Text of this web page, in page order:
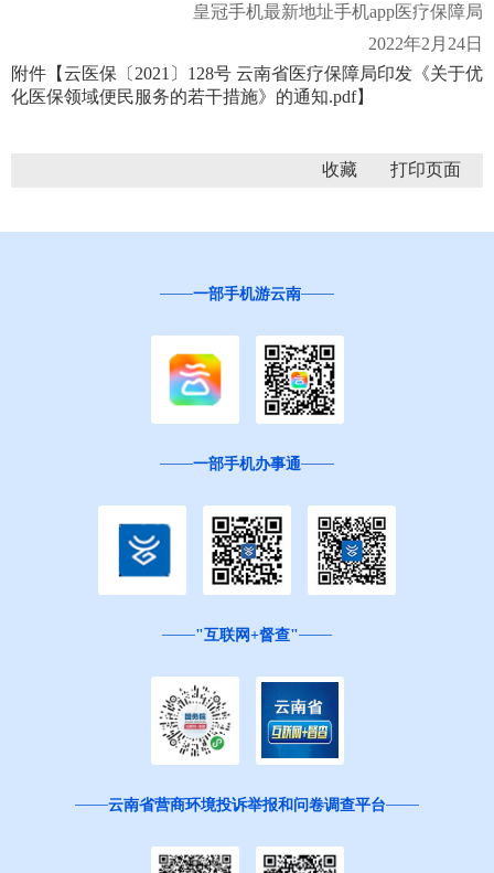
皇冠手机最新地址手机app医疗保障局
2022年2月24日
附件【云医保〔2021〕128号 云南省医疗保障局印发《关于优
化医保领域便民服务的若干措施》的通知.pdf】
收藏
一部手机游云南
一部手机办事通
"互联网+督查"
云南省营商环境投诉举报和问卷调查平台